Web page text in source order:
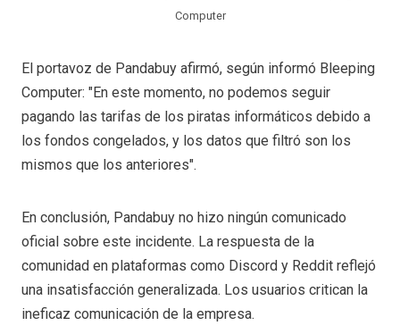
Computer
El portavoz de Pandabuy afirmó, según informó Bleeping
Computer: "En este momento, no podemos seguir
pagando las tarifas de los piratas informáticos debido a
los fondos congelados, y los datos que filtró son los
mismos que los anteriores".
En conclusión, Pandabuy no hizo ningún comunicado
oficial sobre este incidente. La respuesta de la
comunidad en plataformas como Discord y Reddit reflejó
una insatisfacción generalizada. Los usuarios critican la
ineficaz comunicación de la empresa.